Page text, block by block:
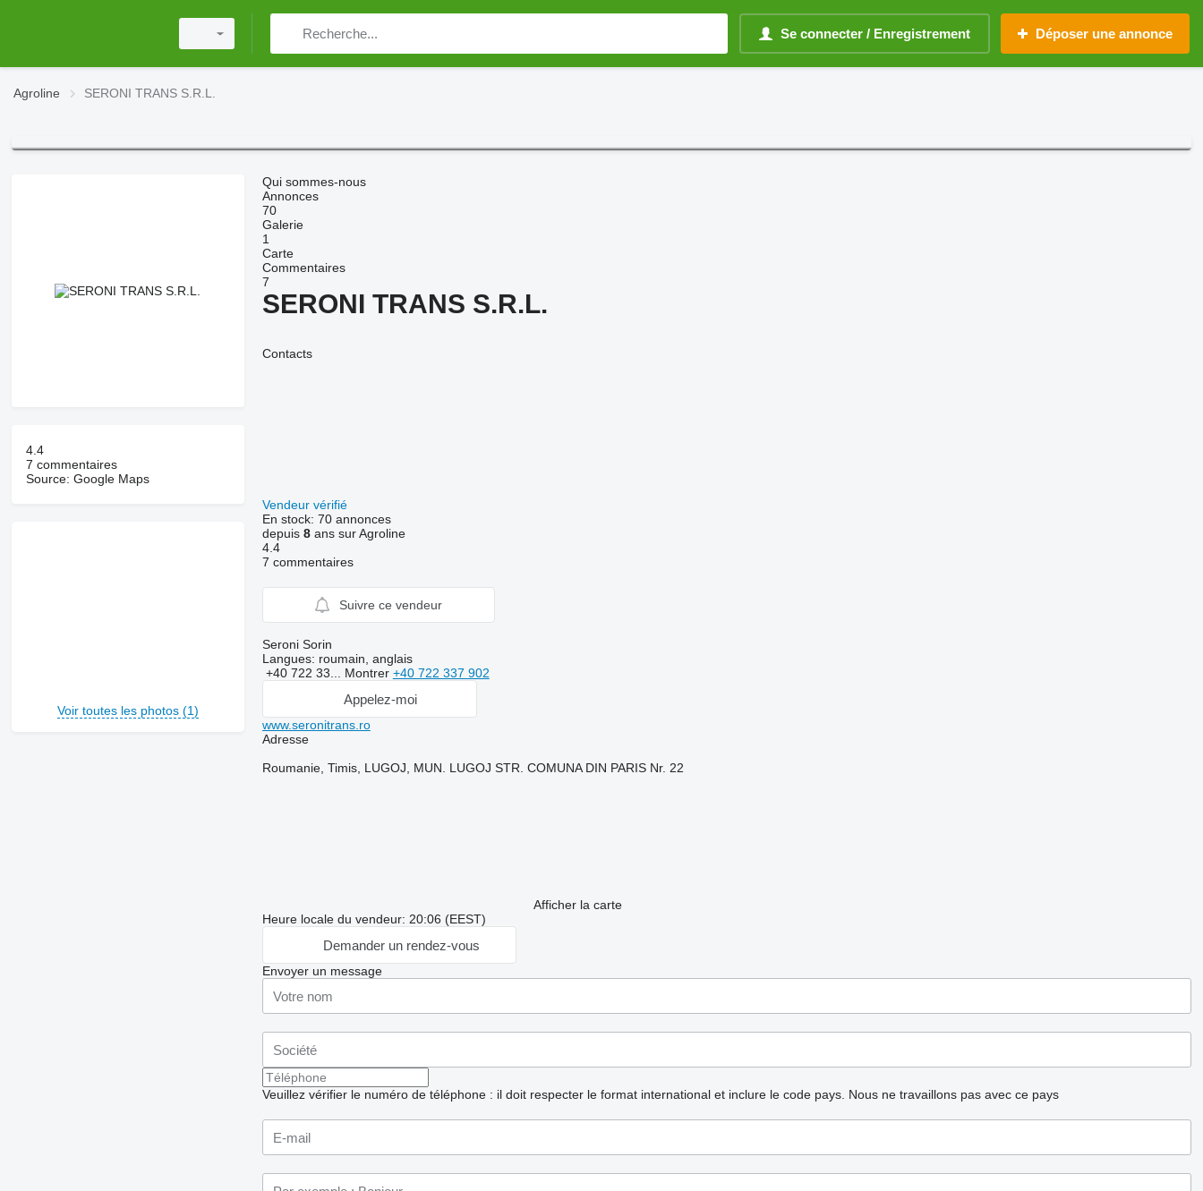
Se connecter / Enregistrement Déposer une annonce
Agroline SERONI TRANS S.R.L.
4.4
7 commentaires
Source: Google Maps
Voir toutes les photos (1)
Qui sommes-nous
Annonces
70
Galerie
1
Carte
Commentaires
7
SERONI TRANS S.R.L.
Contacts
Vendeur vérifié
En stock: 70 annonces
depuis 8ans sur Agroline
4.4
7 commentaires
Suivre ce vendeur
Seroni Sorin
Langues: roumain, anglais
+40 722 33... Montrer +40 722 337 902
Appelez-moi
www.seronitrans.ro
Adresse
Roumanie, Timis, LUGOJ, MUN. LUGOJ STR. COMUNA DIN PARIS Nr. 22
Afficher la carte
Heure locale du vendeur: 20:06 (EEST)
Demander un rendez-vous
Envoyer un message
Veuillez vérifier le numéro de téléphone : il doit respecter le format international et inclure le code pays. Nous ne travaillons pas avec ce pays